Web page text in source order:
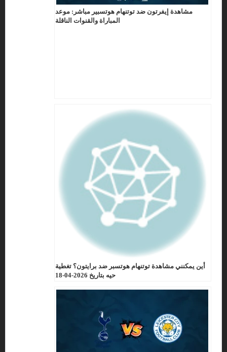
مشاهدة إيفرتون ضد توتنهام هوتسبير مباشر: موعد
المباراة والقنوات الناقلة
أين يمكنني مشاهدة توتنهام هوتسبر ضد برايتون؟ تغطية
حيه بتاريخ 2026-04-18